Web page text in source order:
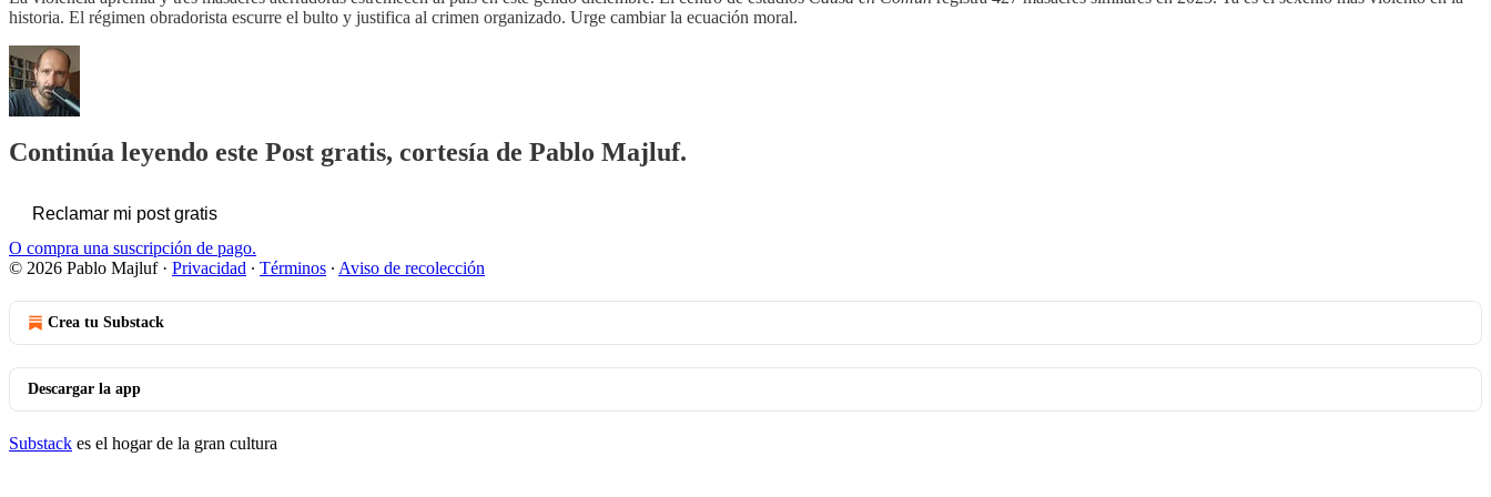
historia. El régimen obradorista escurre el bulto y justifica al crimen organizado. Urge cambiar la ecuación moral.
Continúa leyendo este Post gratis, cortesía de Pablo Majluf.
Reclamar mi post gratis
O compra una suscripción de pago.
© 2026 Pablo Majluf· Privacidad ∙ Términos ∙ Aviso de recolección
Crea tu Substack
Descargar la app
Substack es el hogar de la gran cultura